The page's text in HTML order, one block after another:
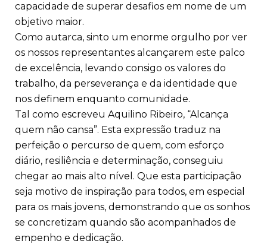
capacidade de superar desafios em nome de um
objetivo maior.
Como autarca, sinto um enorme orgulho por ver
os nossos representantes alcançarem este palco
de excelência, levando consigo os valores do
trabalho, da perseverança e da identidade que
nos definem enquanto comunidade.
Tal como escreveu Aquilino Ribeiro, “Alcança
quem não cansa”. Esta expressão traduz na
perfeição o percurso de quem, com esforço
diário, resiliência e determinação, conseguiu
chegar ao mais alto nível. Que esta participação
seja motivo de inspiração para todos, em especial
para os mais jovens, demonstrando que os sonhos
se concretizam quando são acompanhados de
empenho e dedicação.